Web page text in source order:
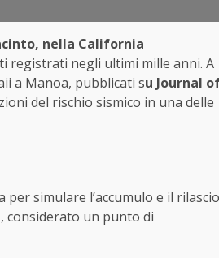
nella California
registrati negli ultimi mille anni. A
a Manoa, pubblicati su Journal
del rischio sismico in una delle
simulare l’accumulo e il rilascio
, considerato un punto di